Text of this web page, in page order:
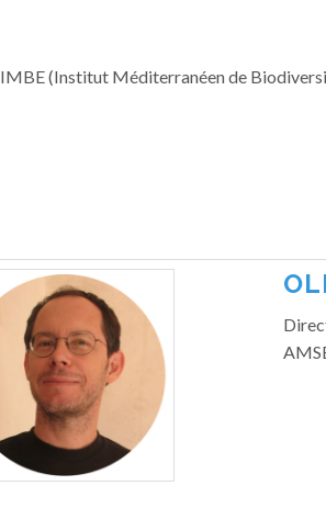
IMBE (Institut Méditerranéen de